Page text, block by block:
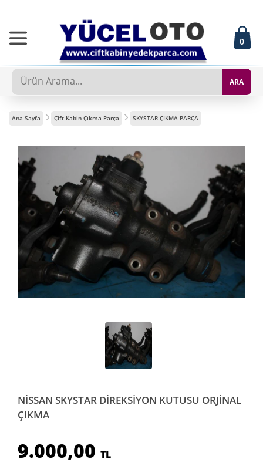
0
ARA
Ana Sayfa Çift Kabin Çıkma Parça SKYSTAR ÇIKMA PARÇA
NİSSAN SKYSTAR DİREKSİYON KUTUSU ORJİNAL
ÇIKMA
9.000,00 TL